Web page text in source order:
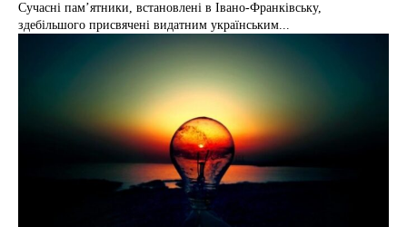
Сучасні пам’ятники, встановлені в Івано-Франківську,
здебільшого присвячені видатним українським...